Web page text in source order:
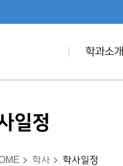
학과소개
일정
학사 학사일정